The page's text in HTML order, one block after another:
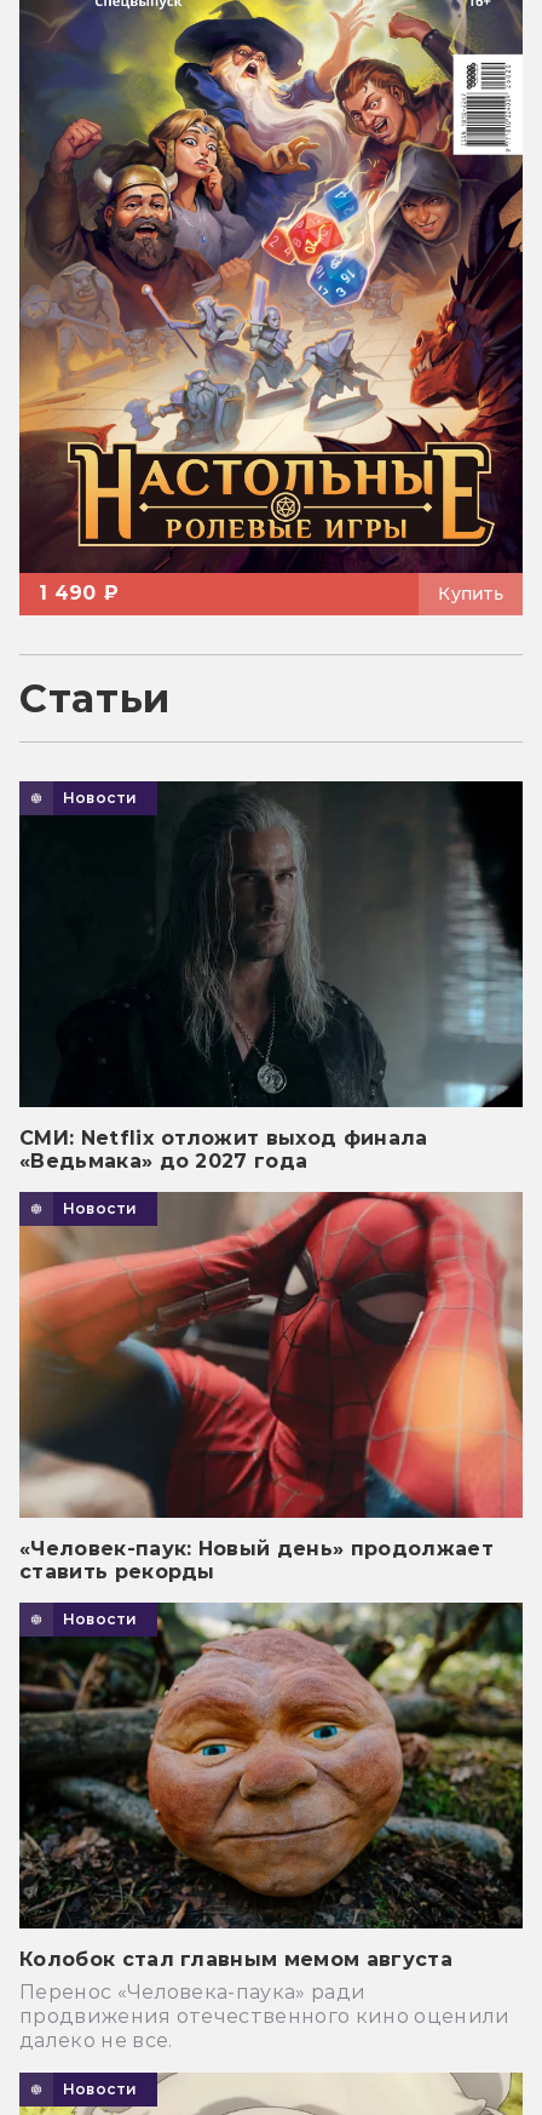
1 490 ₽ Купить
Статьи
Новости
СМИ: Netflix отложит выход финала
«Ведьмака» до 2027 года
Новости
«Человек-паук: Новый день» продолжает
ставить рекорды
Новости
Колобок стал главным мемом августа
Перенос «Человека-паука» ради
продвижения отечественного кино оценили
далеко не все.
Новости